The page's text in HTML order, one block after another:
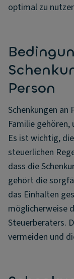
optimal zu
Person
Schenkungen
Familie
Es ist wichtig,
steuerlichen
dass die
gehört die
das Einhalten
möglicherweise
Steuerberaters.
vermeiden und